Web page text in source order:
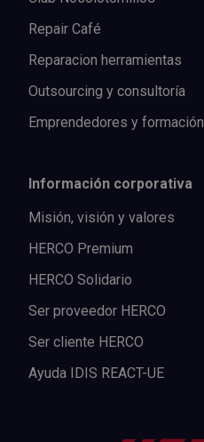
Repair Café
Reparacion herramientas
Outsourcing y consultoría
Emprendedores y formación
Información corporativa
Misión, visión y valores
HERCO Premium
HERCO Solidario
Ser proveedor HERCO
Ser cliente HERCO
Ayuda IDIS REACT-UE